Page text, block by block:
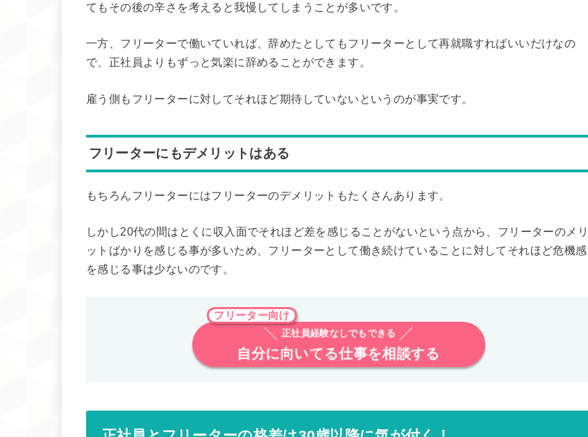
てもその後の辛さを考えると我慢してしまうことが多いです。
一方、フリーターで働いていれば、辞めたとしてもフリーターとして再就職すればいいだけなの
で、正社員よりもずっと気楽に辞めることができます。
雇う側もフリーターに対してそれほど期待していないというのが事実です。
フリーターにもデメリットはある
もちろんフリーターにはフリーターのデメリットもたくさんあります。
しかし20代の間はとくに収入面でそれほど差を感じることがないという点から、フリーターのメリ
ットばかりを感じる事が多いため、フリーターとして働き続けていることに対してそれほど危機感
を感じる事は少ないのです。
フリーター向け
正社員経験なしでもできる
自分に向いてる仕事を相談する